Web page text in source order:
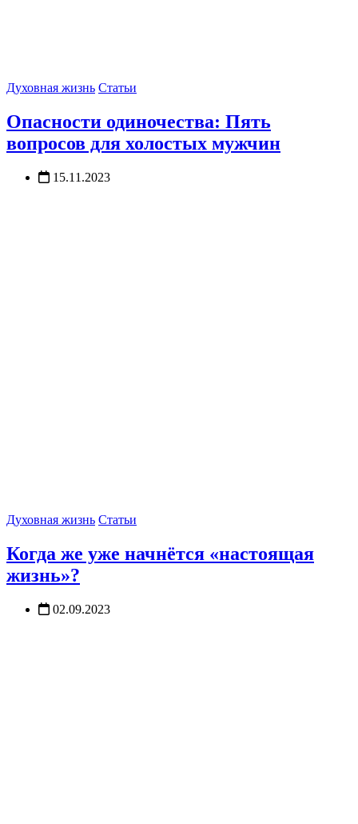
Духовная жизнь Статьи
Опасности одиночества: Пять
вопросов для холостых мужчин
15.11.2023
Духовная жизнь Статьи
Когда же уже начнётся «настоящая
жизнь»?
02.09.2023